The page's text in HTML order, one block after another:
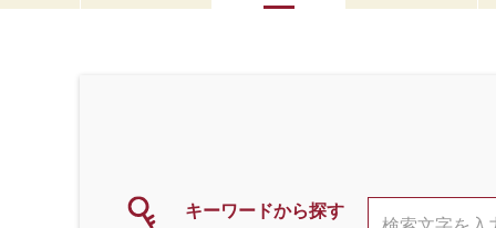
キーワードから探す